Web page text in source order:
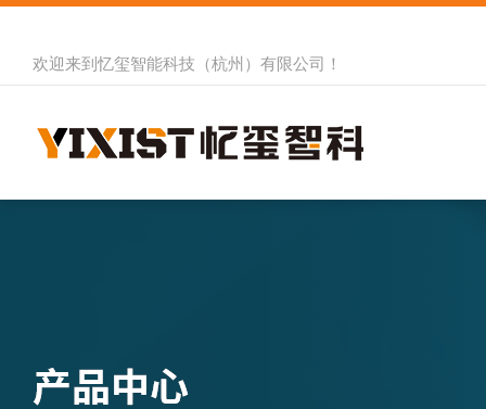
欢迎来到 忆玺智能科技（杭州）有限公司 ！